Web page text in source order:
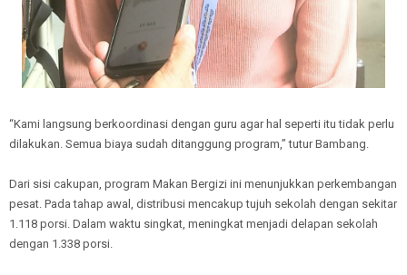
“Kami langsung berkoordinasi dengan guru agar hal seperti itu tidak perlu
dilakukan. Semua biaya sudah ditanggung program,” tutur Bambang.
Dari sisi cakupan, program Makan Bergizi ini menunjukkan perkembangan
pesat. Pada tahap awal, distribusi mencakup tujuh sekolah dengan sekitar
1.118 porsi. Dalam waktu singkat, meningkat menjadi delapan sekolah
dengan 1.338 porsi.